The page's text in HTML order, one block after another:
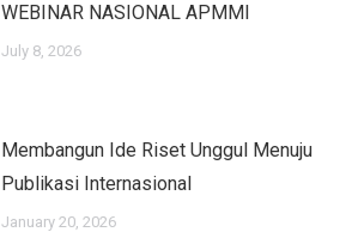
WEBINAR NASIONAL APMMI
July 8, 2026
Membangun Ide Riset Unggul Menuju
Publikasi Internasional
January 20, 2026